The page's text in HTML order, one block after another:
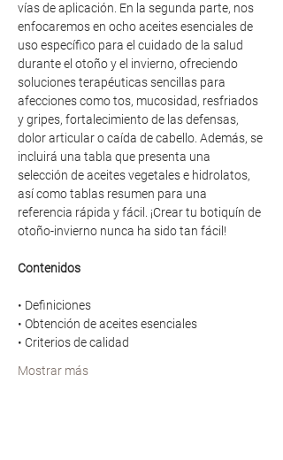
vías de aplicación. En la segunda parte, nos
enfocaremos en ocho aceites esenciales de
uso específico para el cuidado de la salud
durante el otoño y el invierno, ofreciendo
soluciones terapéuticas sencillas para
afecciones como tos, mucosidad, resfriados
y gripes, fortalecimiento de las defensas,
dolor articular o caída de cabello. Además, se
incluirá una tabla que presenta una
selección de aceites vegetales e hidrolatos,
así como tablas resumen para una
referencia rápida y fácil. ¡Crear tu botiquín de
otoño-invierno nunca ha sido tan fácil!
Contenidos
• Definiciones
• Obtención de aceites esenciales
• Criterios de calidad
Mostrar más